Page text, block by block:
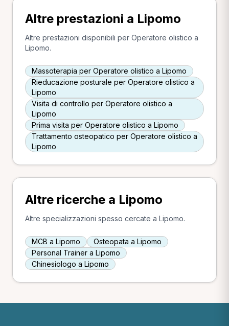
Altre prestazioni a Lipomo
Altre prestazioni disponibili per Operatore olistico a
Lipomo.
Massoterapia per Operatore olistico a Lipomo
Rieducazione posturale per Operatore olistico a
Lipomo
Visita di controllo per Operatore olistico a
Lipomo
Prima visita per Operatore olistico a Lipomo
Trattamento osteopatico per Operatore olistico a
Lipomo
Altre ricerche a Lipomo
Altre specializzazioni spesso cercate a Lipomo.
MCB a Lipomo
Osteopata a Lipomo
Personal Trainer a Lipomo
Chinesiologo a Lipomo